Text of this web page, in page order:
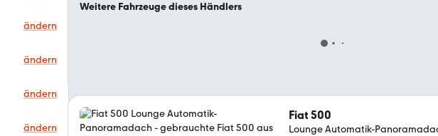
ändern
ändern
ändern
ändern
Weitere Fahrzeuge dieses Händlers
Fiat 500
Lounge Automatik-